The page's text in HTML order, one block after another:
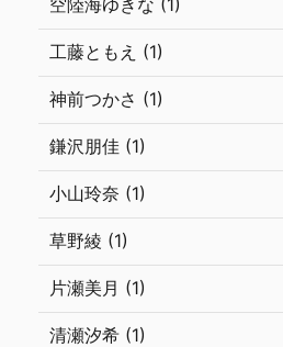
空陸海ゆきな (1)
工藤ともえ (1)
神前つかさ (1)
鎌沢朋佳 (1)
小山玲奈 (1)
草野綾 (1)
片瀬美月 (1)
清瀬汐希 (1)